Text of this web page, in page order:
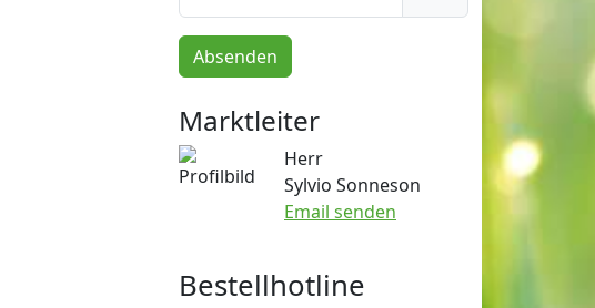
Absenden
Marktleiter
Herr
Sylvio Sonneson
Email senden
Bestellhotline